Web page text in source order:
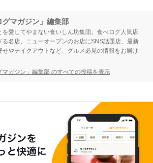
グマガジン」編集部
を愛してやまない食いしん坊集団。食べログ人気店
る名店、ニューオープンのお店にSNS話題店、最新
せやテイクアウトなど、グルメ必見の情報をお届け
マガジン」編集部 のすべての投稿を表示